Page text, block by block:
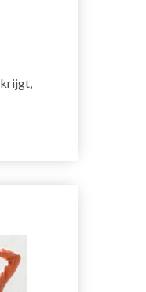
krijgt,